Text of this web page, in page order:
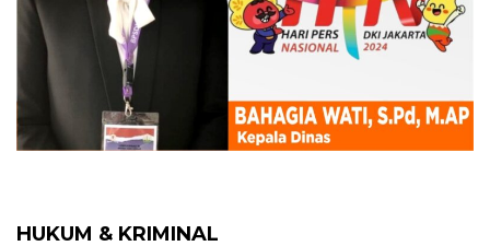
HUKUM & KRIMINAL